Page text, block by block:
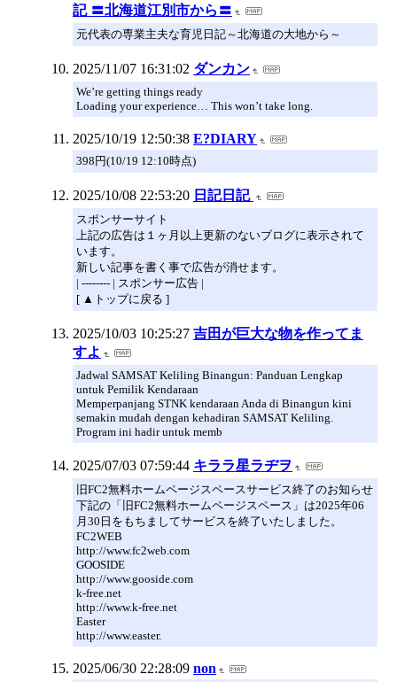
記 〓北海道江別市から〓
元代表の専業主夫な育児日記～北海道の大地から～
2025/11/07 16:31:02 ダンカン
We’re getting things ready
Loading your experience… This won’t take long.
2025/10/19 12:50:38 E?DIARY
398円(10/19 12:10時点)
2025/10/08 22:53:20 日記日記
スポンサーサイト
上記の広告は１ヶ月以上更新のないブログに表示されて
います。
新しい記事を書く事で広告が消せます。
| -------- | スポンサー広告 |
[ ▲トップに戻る ]
2025/10/03 10:25:27 吉田が巨大な物を作ってま
すよ
Jadwal SAMSAT Keliling Binangun: Panduan Lengkap
untuk Pemilik Kendaraan
Memperpanjang STNK kendaraan Anda di Binangun kini
semakin mudah dengan kehadiran SAMSAT Keliling.
Program ini hadir untuk memb
2025/07/03 07:59:44 キララ星ラヂヲ
旧FC2無料ホームページスペースサービス終了のお知らせ
下記の「旧FC2無料ホームページスペース」は2025年06
月30日をもちましてサービスを終了いたしました。
FC2WEB
http://www.fc2web.com
GOOSIDE
http://www.gooside.com
k-free.net
http://www.k-free.net
Easter
http://www.easter.
2025/06/30 22:28:09 non